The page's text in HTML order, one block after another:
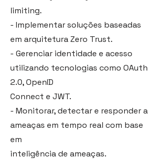
limiting.
- Implementar soluções baseadas
em arquitetura Zero Trust.
- Gerenciar identidade e acesso
utilizando tecnologias como OAuth
2.0, OpenID
Connect e JWT.
- Monitorar, detectar e responder a
ameaças em tempo real com base
em
inteligência de ameaças.